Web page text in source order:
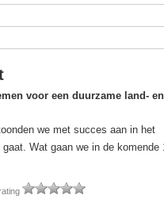
voor een duurzame land- en
we met succes aan in het
Wat gaan we in de komende